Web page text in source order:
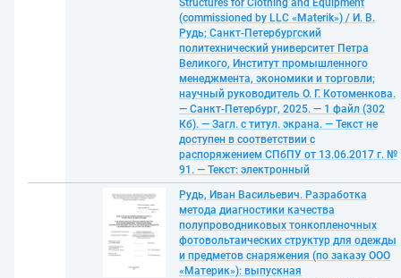
Structures for Clothing and Equipment
(commissioned by LLC «Materik») / И. В.
Рудь; Санкт-Петербургский
политехнический университет Петра
Великого, Институт промышленного
менеджмента, экономики и торговли;
научный руководитель О. Г. Котоменкова.
— Санкт-Петербург, 2025. — 1 файл (302
Кб). — Загл. с титул. экрана. — Текст не
доступен в соответствии с
распоряжением СПбПУ от 13.06.2017 г. №
91. — Текст: электронный
Рудь, Иван Васильевич. Разработка
метода диагностики качества
полупроводниковых тонкопленочных
фотовольтаических структур для одежды
и предметов снаряжения (по заказу ООО
«Материк»): выпускная